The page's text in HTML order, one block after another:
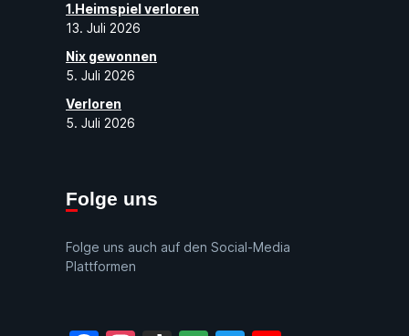
1.Heimspiel verloren
13. Juli 2026
Nix gewonnen
5. Juli 2026
Verloren
5. Juli 2026
Folge uns
Folge uns auch auf den Social-Media
Plattformen